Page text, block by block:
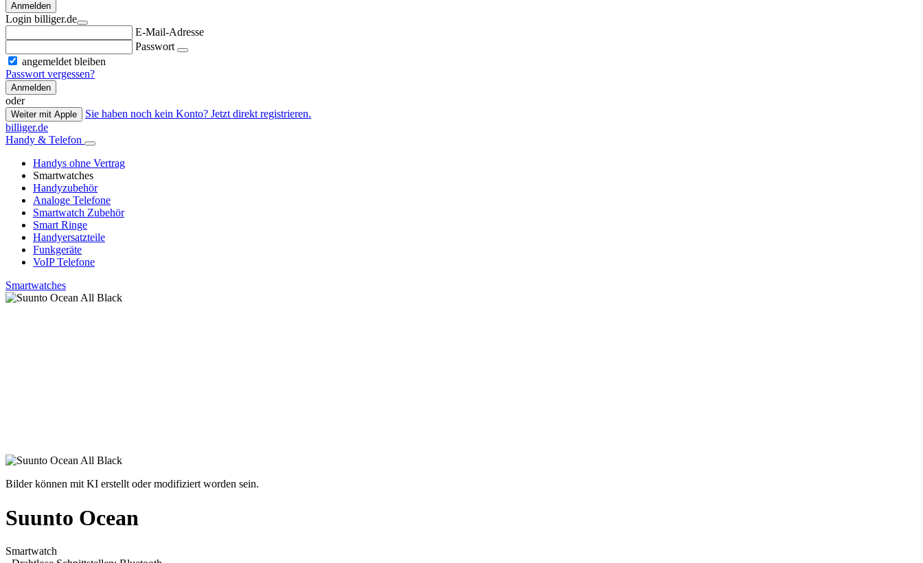
Anmelden
Login billiger.de
E-Mail-Adresse
Passwort
angemeldet bleiben
Passwort vergessen?
Anmelden
oder
Weiter mit Apple
Sie haben noch kein Konto? Jetzt direkt registrieren.
billiger.de
Handy & Telefon
Handys ohne Vertrag
Smartwatches
Handyzubehör
Analoge Telefone
Smartwatch Zubehör
Smart Ringe
Handyersatzteile
Funkgeräte
VoIP Telefone
Smartwatches
Bilder können mit KI erstellt oder modifiziert worden sein.
Suunto Ocean
Smartwatch